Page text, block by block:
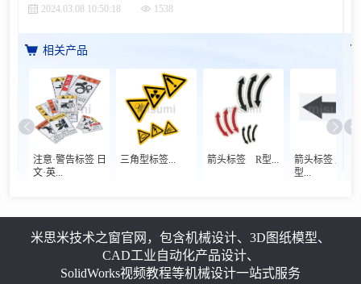
2024.03.08 10:50:18
1538
相关产品
注意·警告标签 日
文·英...
三角型标签... 箭头标签 R型...
箭头标签 直线
型...
米思米技术之窗官网，包含机械设计、3D图纸模型、
CAD工业自动化产品设计、
SolidWorks视频教程等机械设计一站式服务